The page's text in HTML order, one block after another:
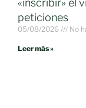
«inscribir» el
peticiones
05/08/2026 No
Leer más »